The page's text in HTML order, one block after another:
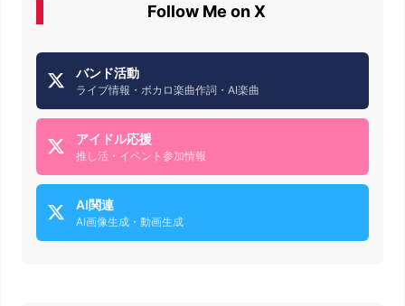
Follow Me on X
バンド活動
ライブ情報・ボカロ楽曲作詞・AI楽曲
アイドル応援
推し活・イベント参加情報
AI関連
AI画像生成・動画生成